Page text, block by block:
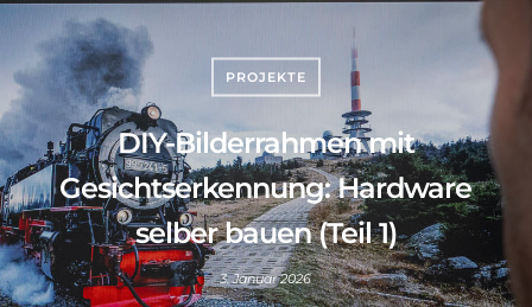
PROJEKTE
DIY-Bilderrahmen mit
Gesichtserkennung: Hardware
selber bauen (Teil 1)
3. Januar 2026